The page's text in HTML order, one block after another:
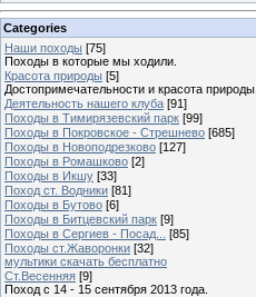
Categories
Наши походы [75]
Походы в которые мы ходили.
Красота природы [5]
Достопримечательности и красота природы.
Деятельность нашего клуба [91]
Походы в Тимирязевский парк [99]
Походы в Покровское - Стрешнево [685]
Походы в Новоподрезково [127]
Походы в Ромашково [2]
Походы в Икшу [33]
Поход ст. Водники [81]
Походы в Бутово [6]
Походы в Битцевский парк [9]
Походы в Сергиев - Посад...
[85]
Походы ст.Жаворонки [32]
мультики скачать бесплатно
Ст.Весенняя [9]
Поход с 14 - 15 сентября 2013 года.